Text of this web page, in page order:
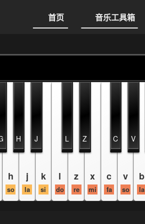
首页 音乐工具箱
h
so
j
la
k
si
l
do
z
re
x
mi
c
fa
v
so
b
la
H J L Z C V